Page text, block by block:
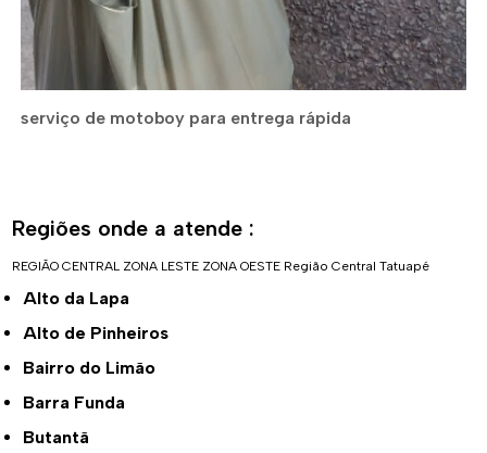
serviço de motoboy para entrega rápida
Regiões onde a atende :
REGIÃO CENTRAL ZONA LESTE ZONA OESTE Região Central Tatuapé
Alto da Lapa
Alto de Pinheiros
Bairro do Limão
Barra Funda
Butantã